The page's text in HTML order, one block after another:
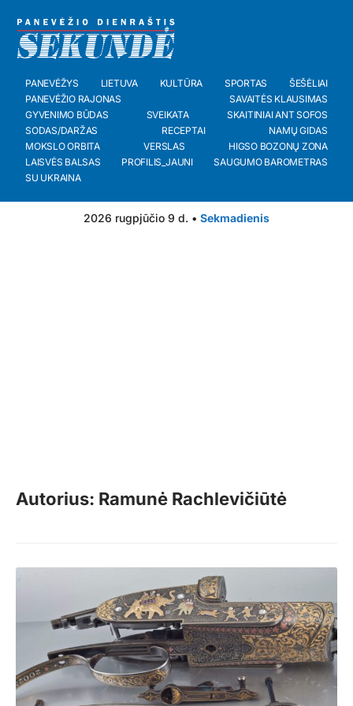
PANEVĖŽYS LIETUVA KULTŪRA SPORTAS
ŠEŠĖLIAI
PANEVĖŽIO RAJONAS
SAVAITĖS KLAUSIMAS
GYVENIMO BŪDAS
SVEIKATA
SKAITINIAI ANT SOFOS
SODAS/DARŽAS
RECEPTAI
NAMŲ GIDAS
MOKSLO ORBITA
VERSLAS
HIGSO BOZONŲ ZONA
LAISVĖS BALSAS
PROFILIS_JAUNI
SAUGUMO BAROMETRAS
SU UKRAINA
2026 rugpjūčio 9 d. • Sekmadienis
Autorius: Ramunė Rachlevičiūtė